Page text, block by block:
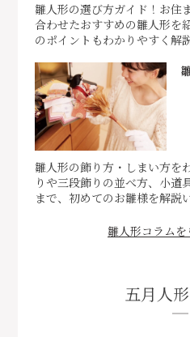
雛人形の選び方ガイド！お住
合わせたおすすめの雛人形を
のポイントもわかりやすく解
雛人形の飾り方・しまい方を
りや三段飾りの並べ方、小道
まで、初めてのお雛様を解説
雛人形コラムを
五月人